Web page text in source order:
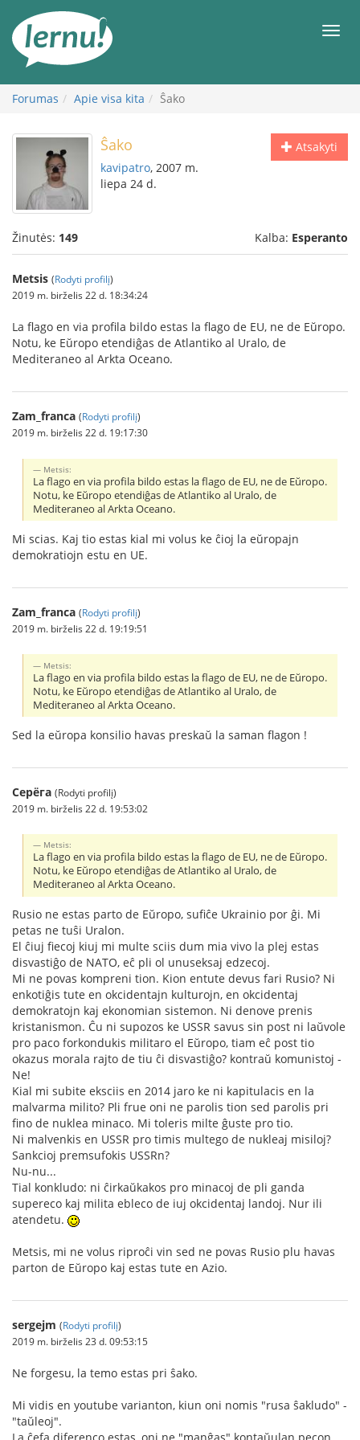
turinį
Forumas Apie visa kita Ŝako
Atsakyti
Ŝako
kavipatro, 2007 m.
liepa 24 d.
Žinutės: 149 Kalba: Esperanto
Metsis (Rodyti profilį)
2019 m. birželis 22 d. 18:34:24
La flago en via profila bildo estas la flago de EU, ne de Eŭropo.
Notu, ke Eŭropo etendiĝas de Atlantiko al Uralo, de
Mediteraneo al Arkta Oceano.
Zam_franca (Rodyti profilį)
2019 m. birželis 22 d. 19:17:30
Metsis:
La flago en via profila bildo estas la flago de EU, ne de Eŭropo.
Notu, ke Eŭropo etendiĝas de Atlantiko al Uralo, de
Mediteraneo al Arkta Oceano.
Mi scias. Kaj tio estas kial mi volus ke ĉioj la eŭropajn
demokratiojn estu en UE.
Zam_franca (Rodyti profilį)
2019 m. birželis 22 d. 19:19:51
Metsis:
La flago en via profila bildo estas la flago de EU, ne de Eŭropo.
Notu, ke Eŭropo etendiĝas de Atlantiko al Uralo, de
Mediteraneo al Arkta Oceano.
Sed la eŭropa konsilio havas preskaŭ la saman flagon !
Серёга (Rodyti profilį)
2019 m. birželis 22 d. 19:53:02
Metsis:
La flago en via profila bildo estas la flago de EU, ne de Eŭropo.
Notu, ke Eŭropo etendiĝas de Atlantiko al Uralo, de
Mediteraneo al Arkta Oceano.
Rusio ne estas parto de Eŭropo, sufiĉe Ukrainio por ĝi. Mi
petas ne tuŝi Uralon.
El ĉiuj fiecoj kiuj mi multe sciis dum mia vivo la plej estas
disvastiĝo de NATO, eĉ pli ol unuseksaj edzecoj.
Mi ne povas kompreni tion. Kion entute devus fari Rusio? Ni
enkotiĝis tute en okcidentajn kulturojn, en okcidentaj
demokratojn kaj ekonomian sistemon. Ni denove prenis
kristanismon. Ĉu ni supozos ke USSR savus sin post ni laŭvole
pro paco forkondukis militaro el Eŭropo, tiam eĉ post tio
okazus morala rajto de tiu ĉi disvastiĝo? kontraŭ komunistoj -
Ne!
Kial mi subite eksciis en 2014 jaro ke ni kapitulacis en la
malvarma milito? Pli frue oni ne parolis tion sed parolis pri
fino de nuklea minaco. Mi toleris milte ĝuste pro tio.
Ni malvenkis en USSR pro timis multego de nukleaj misiloj?
Sankcioj premsufokis USSRn?
Nu-nu...
Tial konkludo: ni ĉirkaŭkakos pro minacoj de pli ganda
supereco kaj milita ebleco de iuj okcidentaj landoj. Nur ili
atendetu.
Metsis, mi ne volus riproĉi vin sed ne povas Rusio plu havas
parton de Eŭropo kaj estas tute en Azio.
sergejm (Rodyti profilį)
2019 m. birželis 23 d. 09:53:15
Ne forgesu, la temo estas pri ŝako.
Mi vidis en youtube varianton, kiun oni nomis "rusa ŝakludo" -
"taŭleoj".